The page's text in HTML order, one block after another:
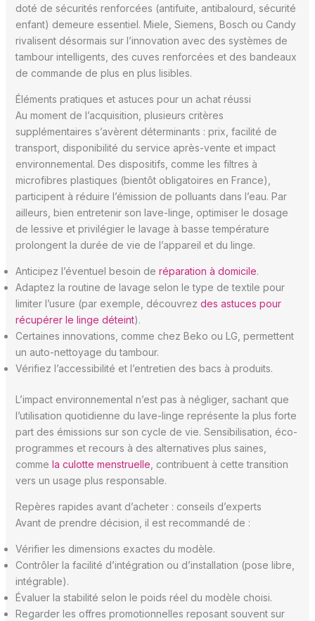
doté de sécurités renforcées (antifuite, antibalourd, sécurité
enfant) demeure essentiel. Miele, Siemens, Bosch ou Candy
rivalisent désormais sur l’innovation avec des systèmes de
tambour intelligents, des cuves renforcées et des bandeaux
de commande de plus en plus lisibles.
Éléments pratiques et astuces pour un achat réussi
Au moment de l’acquisition, plusieurs critères
supplémentaires s’avèrent déterminants : prix, facilité de
transport, disponibilité du service après-vente et impact
environnemental. Des dispositifs, comme les filtres à
microfibres plastiques (bientôt obligatoires en France),
participent à réduire l’émission de polluants dans l’eau. Par
ailleurs, bien entretenir son lave-linge, optimiser le dosage
de lessive et privilégier le lavage à basse température
prolongent la durée de vie de l’appareil et du linge.
Anticipez l’éventuel besoin de réparation à domicile.
Adaptez la routine de lavage selon le type de textile pour
limiter l’usure (par exemple, découvrez des astuces pour
récupérer le linge déteint).
Certaines innovations, comme chez Beko ou LG, permettent
un auto-nettoyage du tambour.
Vérifiez l’accessibilité et l’entretien des bacs à produits.
L’impact environnemental n’est pas à négliger, sachant que
l’utilisation quotidienne du lave-linge représente la plus forte
part des émissions sur son cycle de vie. Sensibilisation, éco-
programmes et recours à des alternatives plus saines,
comme la culotte menstruelle , contribuent à cette transition
vers un usage plus responsable.
Repères rapides avant d’acheter : conseils d’experts
Avant de prendre décision, il est recommandé de :
Vérifier les dimensions exactes du modèle.
Contrôler la facilité d’intégration ou d’installation (pose libre,
intégrable).
Évaluer la stabilité selon le poids réel du modèle choisi.
Regarder les offres promotionnelles reposant souvent sur